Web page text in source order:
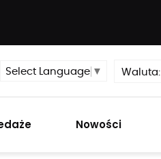
Select Language ▼ Waluta:
Nowości